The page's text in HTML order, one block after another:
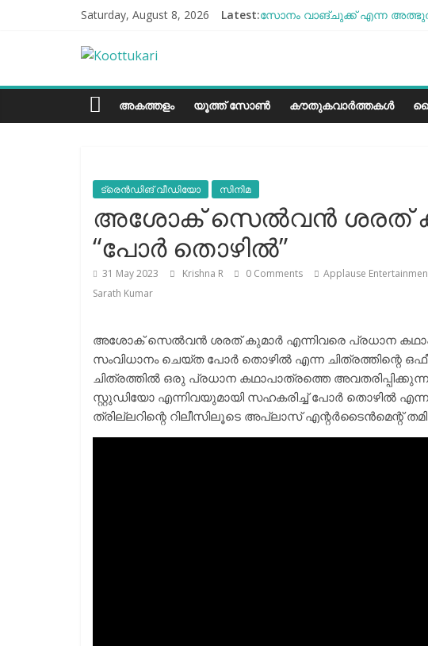
Saturday, August 8, 2026 Latest:സോനം വാങ്ചുക്ക് എന്ന
ചില്ലുഭരണിയിലെ പാരീസ്
Koottukari
Kottukariഅകത്തളം യൂത്ത് സോൺ കൗതുകവാർത്തകൾ
ട്രെൻഡിങ് വീഡിയോ സിനിമ
അശോക് സെൽവൻ ശരത്
“പോർ തൊഴിൽ”
31 May 2023 Krishna R 0 Comments Applause
Sarath Kumar
അശോക് സെൽവൻ ശരത് കുമാർ എന്നിവരെ പ്രധാന
സംവിധാനം ചെയ്ത പോർ തൊഴിൽ എന്ന ചിത്രത്തിന്റെ
ചിത്രത്തിൽ ഒരു പ്രധാന കഥാപാത്രത്തെ
സ്റ്റുഡിയോ എന്നിവയുമായി സഹകരിച്ച് പോർ തൊഴിൽ എന്ന
ത്രില്ലറിന്റെ റിലീസിലൂടെ അപ്‌ലാസ് എന്റർടൈൻമെന്റ്